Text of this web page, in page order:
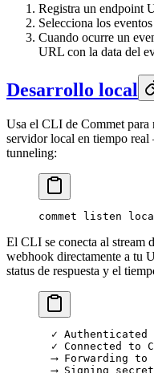
Registra un endpoint
Selecciona los
Cuando ocurre un
URL con la data del
Desarrollo local
Usa el CLI de Commet para
servidor local en tiempo
tunneling:
commet listen
El CLI se conecta al stream
webhook directamente a tu
status de respuesta y el
✓ Authenticated
✓ Connected to
⟶ Forwarding to
⟶ Signing